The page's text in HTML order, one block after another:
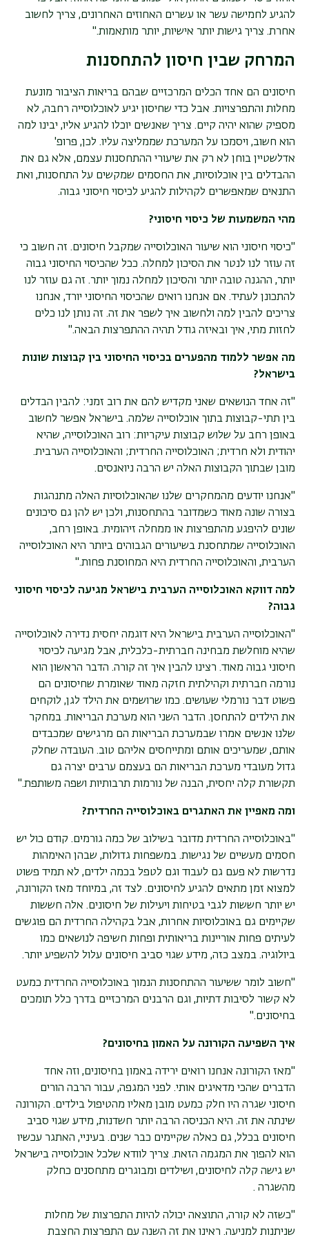
להגיע לחמישה עשר או עשרים האחוזים האחרונים, צריך לחשוב
אחרת. צריך גישות יותר אישיות, יותר מותאמות".
המרחק שבין חיסון להתחסנות
חיסונים הם אחד הכלים המרכזיים שבהם בריאות הציבור מונעת
מחלות והתפרצויות. אבל כדי שחיסון יגיע לאוכלוסייה רחבה, לא
מספיק שהוא יהיה קיים. צריך שאנשים יוכלו להגיע אליו, יבינו למה
הוא חשוב, ויסמכו על המערכת שממליצה עליו. לכן, פרופ'
אדלשטיין בוחן לא רק את שיעורי ההתחסנות עצמם, אלא גם את
ההבדלים בין אוכלוסיות, את החסמים שמקשים על התחסנות, ואת
התנאים שמאפשרים לקהילות להגיע לכיסוי חיסוני גבוה.
מהי המשמעות של כיסוי חיסוני?
"כיסוי חיסוני הוא שיעור האוכלוסייה שמקבל חיסונים. זה חשוב כי
זה עוזר לנו לנטר את הסיכון למחלה. ככל שהכיסוי החיסוני גבוה
יותר, ההגנה טובה יותר והסיכון למחלה נמוך יותר. זה גם עוזר לנו
להתכונן לעתיד. אם אנחנו רואים שהכיסוי החיסוני יורד, אנחנו
צריכים להבין למה ולחשוב איך לשפר את זה. זה נותן לנו כלים
לחזות מתי, איך ובאיזה גודל תהיה ההתפרצות הבאה".
מה אפשר ללמוד מהפערים בכיסוי החיסוני בין קבוצות שונות
בישראל?
"זה אחד הנושאים שאני מקדיש להם את רוב זמני: להבין הבדלים
בין תתי-קבוצות בתוך אוכלוסייה שלמה. בישראל אפשר לחשוב
באופן רחב על שלוש קבוצות עיקריות: רוב האוכלוסייה, שהיא
יהודית ולא חרדית; האוכלוסייה החרדית; והאוכלוסייה הערבית.
מובן שבתוך הקבוצות האלה יש הרבה ניואנסים.
"אנחנו יודעים מהמחקרים שלנו שהאוכלוסיות האלה מתנהגות
בצורה שונה מאוד כשמדובר בהתחסנות, ולכן יש להן גם סיכונים
שונים להיפגע מהתפרצות או ממחלה זיהומית. באופן רחב,
האוכלוסייה שמתחסנת בשיעורים הגבוהים ביותר היא האוכלוסייה
הערבית, והאוכלוסייה החרדית היא המחוסנת פחות".
למה דווקא האוכלוסייה הערבית בישראל מגיעה לכיסוי חיסוני
גבוה?
"האוכלוסייה הערבית בישראל היא דוגמה יחסית נדירה לאוכלוסייה
שהיא מוחלשת מבחינה חברתית-כלכלית, אבל מגיעה לכיסוי
חיסוני גבוה מאוד. רצינו להבין איך זה קורה. הדבר הראשון הוא
נורמה חברתית וקהילתית חזקה מאוד שאומרת שחיסונים הם
פשוט דבר נורמלי שעושים. כמו שרושמים את הילד לגן, לוקחים
את הילדים להתחסן. הדבר השני הוא מערכת הבריאות. במחקר
שלנו אנשים אמרו שבמערכת הבריאות הם מרגישים שמכבדים
אותם, שמעריכים אותם ומתייחסים אליהם טוב. העובדה שחלק
גדול מעובדי מערכת הבריאות הם בעצמם ערבים יצרה גם
תקשורת קלה יחסית, הבנה של נורמות תרבותיות ושפה משותפת".
ומה מאפיין את האתגרים באוכלוסייה החרדית?
"באוכלוסייה החרדית מדובר בשילוב של כמה גורמים. קודם כול יש
חסמים מעשיים של נגישות. במשפחות גדולות, שבהן האימהות
נדרשות לא פעם גם לעבוד וגם לטפל בכמה ילדים, לא תמיד פשוט
למצוא זמן מתאים להגיע לחיסונים. לצד זה, במיוחד מאז הקורונה,
יש יותר חששות לגבי בטיחות ויעילות של חיסונים. אלה חששות
שקיימים גם באוכלוסיות אחרות, אבל בקהילה החרדית הם פוגשים
לעיתים פחות אוריינות בריאותית ופחות חשיפה לנושאים כמו
ביולוגיה. במצב כזה, מידע שגוי סביב חיסונים עלול להשפיע יותר.
"חשוב לומר ששיעור ההתחסנות הנמוך באוכלוסייה החרדית כמעט
לא קשור לסיבות דתיות, וגם הרבנים המרכזיים בדרך כלל תומכים
בחיסונים".
איך השפיעה הקורונה על האמון בחיסונים?
"מאז הקורונה אנחנו רואים ירידה באמון בחיסונים, וזה אחד
הדברים שהכי מדאיגים אותי. לפני המגפה, עבור הרבה הורים
חיסוני שגרה היו חלק כמעט מובן מאליו מהטיפול בילדים. הקורונה
שינתה את זה. היא הכניסה הרבה יותר חשדנות, מידע שגוי סביב
חיסונים בכלל, גם כאלה שקיימים כבר שנים. בעיניי, האתגר עכשיו
הוא להפוך את המגמה הזאת. צריך לוודא שלכל אוכלוסייה בישראל
יש גישה קלה לחיסונים, ושילדים ומבוגרים מתחסנים כחלק
מהשגרה .
"כשזה לא קורה, התוצאה יכולה להיות התפרצות של מחלות
שניתנות למניעה. ראינו את זה השנה עם התפרצות החצבת